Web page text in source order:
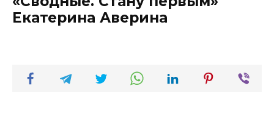
Екатерина Аверина